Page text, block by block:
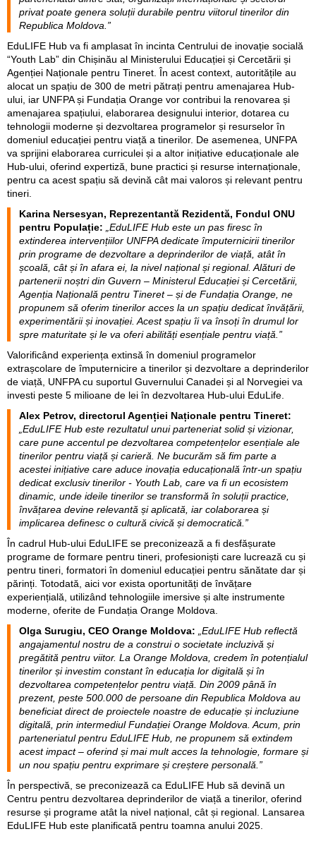
Ca urmare a acestui angajament comun, astăzi, la 11 aprilie, a fost
semnat un memorandum de înțelegere între cele patru părți, care
și-au propus să își unească eforturile în beneficiul tinerilor, utilizând
inovația și tehnologiile moderne.
Dan Perciun, Ministrul Educației și Cercetării: „Tinerii sunt și
vor rămâne o prioritate în toate politicile și intervențiile
Ministerului Educației și Cercetării. EduLIFE Hub reprezintă un
centru strategic prin care ne propunem să consolidăm activitățile
pentru tineri, oferindu-le acces la resurse moderne, metode
inovatoare și oportunități reale de pregătire pentru viața adultă și
integrarea pe piața muncii. Este un exemplu concret de cum
parteneriatul dintre stat, organizații internaționale și sectorul
privat poate genera soluții durabile pentru viitorul tinerilor din
Republica Moldova.”
EduLIFE Hub va fi amplasat în incinta Centrului de inovație socială
“Youth Lab” din Chișinău al Ministerului Educației și Cercetării și
Agenției Naționale pentru Tineret. În acest context, autoritățile au
alocat un spațiu de 300 de metri pătrați pentru amenajarea Hub-
ului, iar UNFPA și Fundația Orange vor contribui la renovarea și
amenajarea spațiului, elaborarea designului interior, dotarea cu
tehnologii moderne și dezvoltarea programelor și resurselor în
domeniul educației pentru viață a tinerilor. De asemenea, UNFPA
va sprijini elaborarea curriculei și a altor inițiative educaționale ale
Hub-ului, oferind expertiză, bune practici și resurse internaționale,
pentru ca acest spațiu să devină cât mai valoros și relevant pentru
tineri.
Karina Nersesyan, Reprezentantă Rezidentă, Fondul ONU
pentru Populație: „EduLIFE Hub este un pas firesc în
extinderea intervențiilor UNFPA dedicate împuternicirii tinerilor
prin programe de dezvoltare a deprinderilor de viață, atât în
școală, cât și în afara ei, la nivel național și regional. Alături de
partenerii noștri din Guvern – Ministerul Educației și Cercetării,
Agenția Națională pentru Tineret – și de Fundația Orange, ne
propunem să oferim tinerilor acces la un spațiu dedicat învățării,
experimentării și inovației. Acest spațiu îi va însoți în drumul lor
spre maturitate și le va oferi abilități esențiale pentru viață.”
Valorificând experiența extinsă în domeniul programelor
extrașcolare de împuternicire a tinerilor și dezvoltare a deprinderilor
de viață, UNFPA cu suportul Guvernului Canadei și al Norvegiei va
investi peste 5 milioane de lei în dezvoltarea Hub-ului EduLife.
Alex Petrov, directorul Agenției Naționale pentru Tineret:
„EduLIFE Hub este rezultatul unui parteneriat solid și vizionar,
care pune accentul pe dezvoltarea competențelor esențiale ale
tinerilor pentru viață și carieră. Ne bucurăm să fim parte a
acestei inițiative care aduce inovația educațională într-un spațiu
dedicat exclusiv tinerilor - Youth Lab, care va fi un ecosistem
dinamic, unde ideile tinerilor se transformă în soluții practice,
învățarea devine relevantă și aplicată, iar colaborarea și
implicarea definesc o cultură civică și democratică.”
În cadrul Hub-ului EduLIFE se preconizează a fi desfășurate
programe de formare pentru tineri, profesioniști care lucrează cu și
pentru tineri, formatori în domeniul educației pentru sănătate dar și
părinți. Totodată, aici vor exista oportunități de învățare
experiențială, utilizând tehnologiile imersive și alte instrumente
moderne, oferite de Fundația Orange Moldova.
Olga Surugiu, CEO Orange Moldova: „EduLIFE Hub reflectă
angajamentul nostru de a construi o societate incluzivă și
pregătită pentru viitor. La Orange Moldova, credem în potențialul